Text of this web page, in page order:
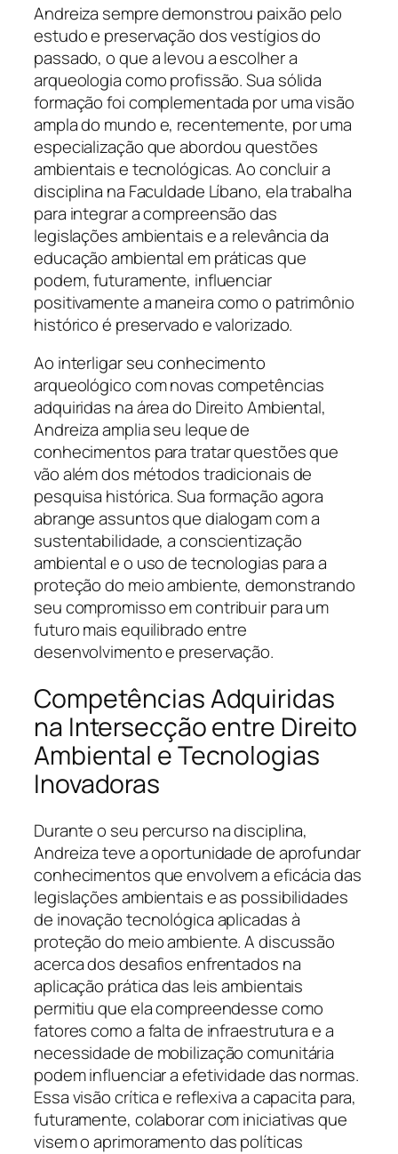
Andreiza sempre demonstrou paixão pelo
estudo e preservação dos vestígios do
passado, o que a levou a escolher a
arqueologia como profissão. Sua sólida
formação foi complementada por uma visão
ampla do mundo e, recentemente, por uma
especialização que abordou questões
ambientais e tecnológicas. Ao concluir a
disciplina na Faculdade Líbano, ela trabalha
para integrar a compreensão das
legislações ambientais e a relevância da
educação ambiental em práticas que
podem, futuramente, influenciar
positivamente a maneira como o patrimônio
histórico é preservado e valorizado.
Ao interligar seu conhecimento
arqueológico com novas competências
adquiridas na área do Direito Ambiental,
Andreiza amplia seu leque de
conhecimentos para tratar questões que
vão além dos métodos tradicionais de
pesquisa histórica. Sua formação agora
abrange assuntos que dialogam com a
sustentabilidade, a conscientização
ambiental e o uso de tecnologias para a
proteção do meio ambiente, demonstrando
seu compromisso em contribuir para um
futuro mais equilibrado entre
desenvolvimento e preservação.
Competências Adquiridas
na Intersecção entre Direito
Ambiental e Tecnologias
Inovadoras
Durante o seu percurso na disciplina,
Andreiza teve a oportunidade de aprofundar
conhecimentos que envolvem a eficácia das
legislações ambientais e as possibilidades
de inovação tecnológica aplicadas à
proteção do meio ambiente. A discussão
acerca dos desafios enfrentados na
aplicação prática das leis ambientais
permitiu que ela compreendesse como
fatores como a falta de infraestrutura e a
necessidade de mobilização comunitária
podem influenciar a efetividade das normas.
Essa visão crítica e reflexiva a capacita para,
futuramente, colaborar com iniciativas que
visem o aprimoramento das políticas